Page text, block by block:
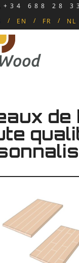
+34 688 28
EN FR NL
de